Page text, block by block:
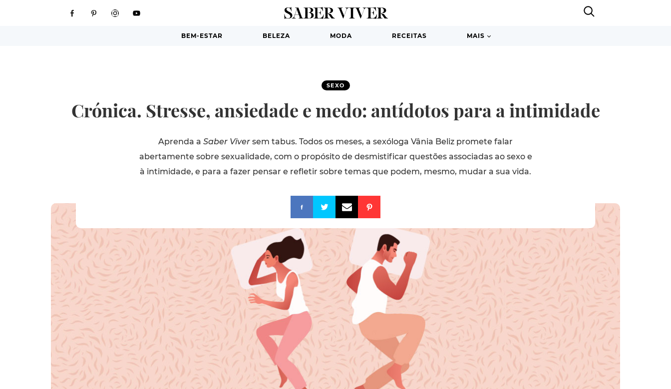
BEM-ESTAR BELEZA MODA RECEITAS MAIS
SEXO
Crónica. Stresse, ansiedade e medo: antídotos para a intimidade
Aprenda a Saber Viver sem tabus. Todos os meses, a sexóloga Vânia Beliz promete falar
abertamente sobre sexualidade, com o propósito de desmistificar questões associadas ao sexo e
à intimidade, e para a fazer pensar e refletir sobre temas que podem, mesmo, mudar a sua vida.